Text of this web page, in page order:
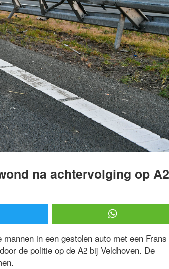
na achtervolging op A2
in een gestolen auto met een Frans
de politie op de A2 bij Veldhoven. De